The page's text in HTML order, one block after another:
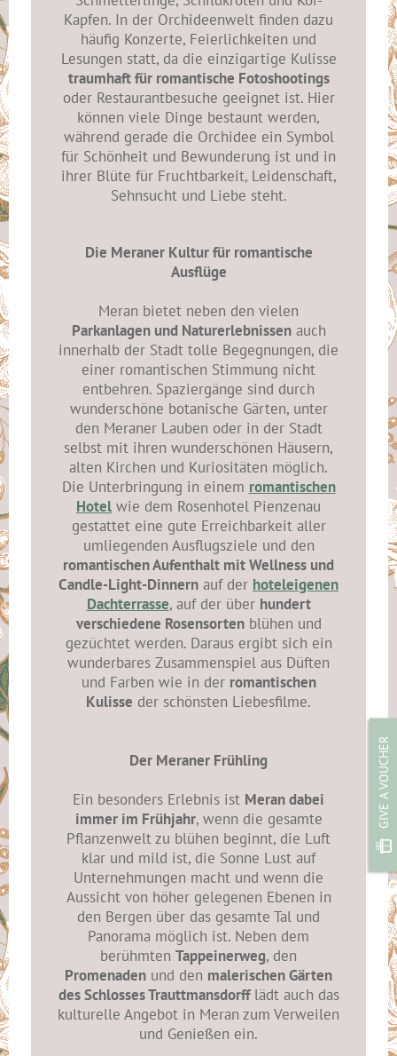
GIVE A VOUCHER
Kapfen. In der Orchideenwelt finden dazu
häufig Konzerte, Feierlichkeiten und
Lesungen statt, da die einzigartige Kulisse
traumhaft für romantische Fotoshootings
oder Restaurantbesuche geeignet ist. Hier
können viele Dinge bestaunt werden,
während gerade die Orchidee ein Symbol
für Schönheit und Bewunderung ist und in
ihrer Blüte für Fruchtbarkeit, Leidenschaft,
Sehnsucht und Liebe steht.
Die Meraner Kultur für romantische
Ausflüge
Meran bietet neben den vielen
Parkanlagen und Naturerlebnissenauch
innerhalb der Stadt tolle Begegnungen, die
einer romantischen Stimmung nicht
entbehren. Spaziergänge sind durch
wunderschöne botanische Gärten, unter
den Meraner Lauben oder in der Stadt
selbst mit ihren wunderschönen Häusern,
alten Kirchen und Kuriositäten möglich.
Die Unterbringung in einem romantischen
Hotel wie dem Rosenhotel Pienzenau
gestattet eine gute Erreichbarkeit aller
umliegenden Ausflugsziele und den
romantischen Aufenthalt mit Wellness und
Candle-Light-Dinnern auf der hoteleigenen
Dachterrasse, auf der über hundert
verschiedene Rosensortenblühen und
gezüchtet werden. Daraus ergibt sich ein
wunderbares Zusammenspiel aus Düften
und Farben wie in der romantischen
Kulisse der schönsten Liebesfilme.
Der Meraner Frühling
Ein besonders Erlebnis ist Meran dabei
immer im Frühjahr, wenn die gesamte
Pflanzenwelt zu blühen beginnt, die Luft
klar und mild ist, die Sonne Lust auf
Unternehmungen macht und wenn die
Aussicht von höher gelegenen Ebenen in
den Bergen über das gesamte Tal und
Panorama möglich ist. Neben dem
berühmten Tappeinerweg, den
Promenaden und den malerischen Gärten
des Schlosses Trauttmansdorfflädt auch das
kulturelle Angebot in Meran zum Verweilen
und Genießen ein.